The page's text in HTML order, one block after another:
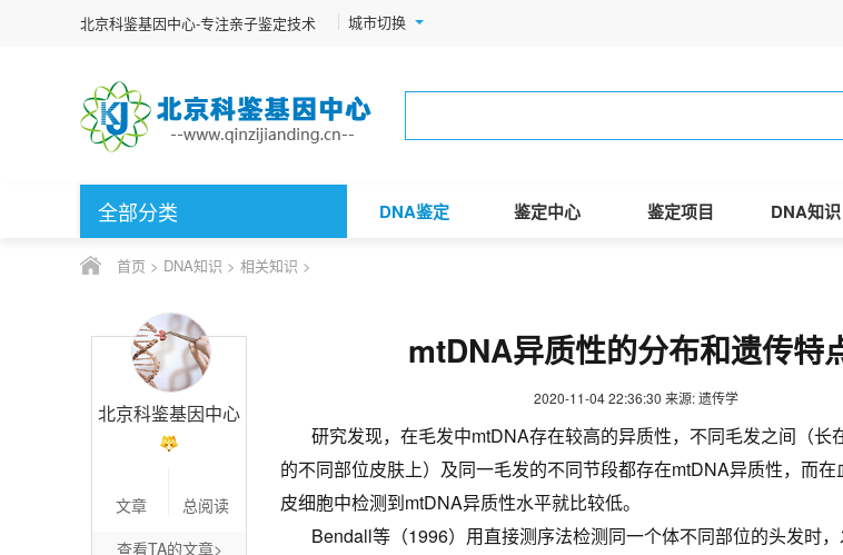
北京科鉴基因中心-专注亲子鉴定技术 城市切换
全部分类 DNA鉴定 鉴定中心 鉴定项目 DNA知识
首页 > DNA知识 > 相关知识 >
北京科鉴基因中心
文章
总阅读
查看TA的文章>
mtDNA异质性的分布和遗传特
2020-11-04 22:36:30 来源: 遗传学
研究发现，在毛发中mtDNA存在较高的异质性，不同毛发之间（长
的不同部位皮肤上）及同一毛发的不同节段都存在mtDNA异质性，而在
皮细胞中检测到mtDNA异质性水平就比较低。
Bendall等（1996）用直接测序法检测同一个体不同部位的头发时